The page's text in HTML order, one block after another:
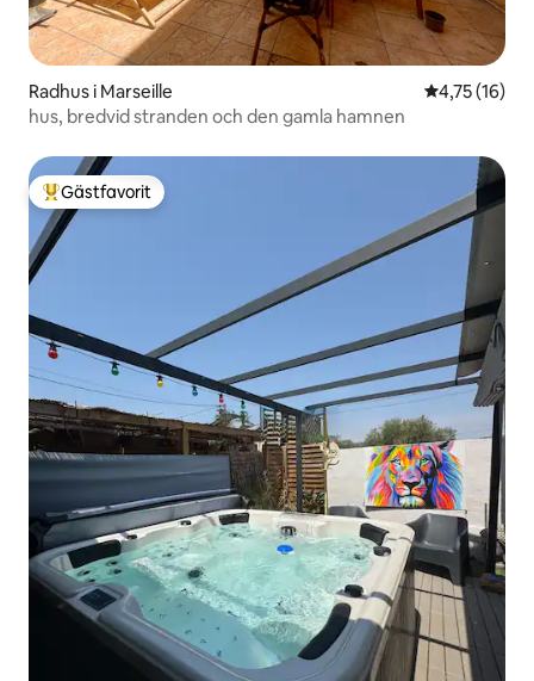
Radhus i Marseille 4,75 av 5 i
4,75 (16)
hus, bredvid stranden och den gamla hamnen
Populär gästfavorit
Gästfavorit